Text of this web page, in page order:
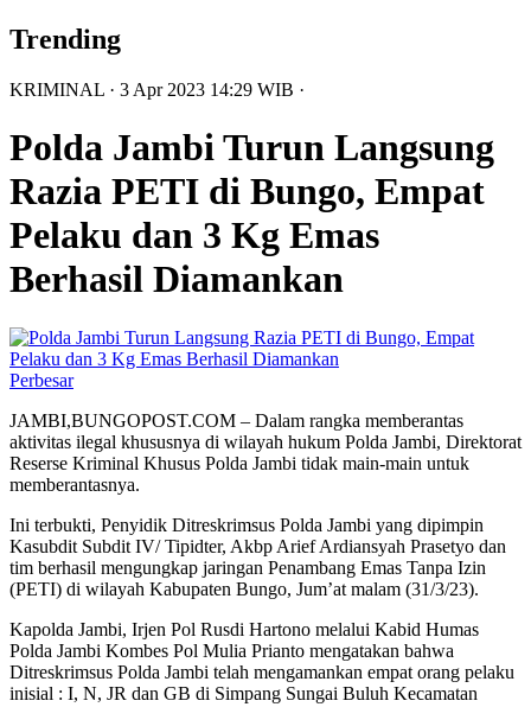
Trending
KRIMINAL · 3 Apr 2023 14:29 WIB ·
Polda Jambi Turun Langsung
Razia PETI di Bungo, Empat
Pelaku dan 3 Kg Emas
Berhasil Diamankan
Perbesar
JAMBI,BUNGOPOST.COM – Dalam rangka memberantas
aktivitas ilegal khususnya di wilayah hukum Polda Jambi, Direktorat
Reserse Kriminal Khusus Polda Jambi tidak main-main untuk
memberantasnya.
Ini terbukti, Penyidik Ditreskrimsus Polda Jambi yang dipimpin
Kasubdit Subdit IV/ Tipidter, Akbp Arief Ardiansyah Prasetyo dan
tim berhasil mengungkap jaringan Penambang Emas Tanpa Izin
(PETI) di wilayah Kabupaten Bungo, Jum’at malam (31/3/23).
Kapolda Jambi, Irjen Pol Rusdi Hartono melalui Kabid Humas
Polda Jambi Kombes Pol Mulia Prianto mengatakan bahwa
Ditreskrimsus Polda Jambi telah mengamankan empat orang pelaku
inisial : I, N, JR dan GB di Simpang Sungai Buluh Kecamatan